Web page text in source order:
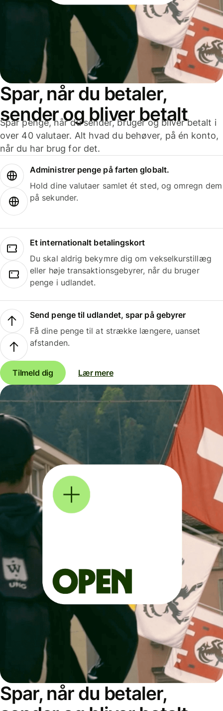
Spar, når du betaler,
sender og bliver betalt
Spar penge, når du sender, bruger og bliver betalt i
over 40 valutaer. Alt hvad du behøver, på én konto,
når du har brug for det.
Administrer penge på farten globalt.
Hold dine valutaer samlet ét sted, og omregn dem
på sekunder.
Et internationalt betalingskort
Du skal aldrig bekymre dig om vekselkurstillæg
eller høje transaktionsgebyrer, når du bruger
penge i udlandet.
Send penge til udlandet, spar på gebyrer
Få dine penge til at strække længere, uanset
afstanden.
Tilmeld dig Lær mere
Spar, når du betaler,